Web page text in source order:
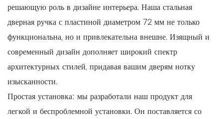
решающую роль в дизайне интерьера. Наша стальная
дверная ручка с пластиной диаметром 72 мм не только
функциональна, но и привлекательна внешне. Изящный и
современный дизайн дополняет широкий спектр
архитектурных стилей, придавая вашим дверям нотку
изысканности.
Простая установка: мы разработали наш продукт для
легкой и беспроблемной установки. Он поставляется со